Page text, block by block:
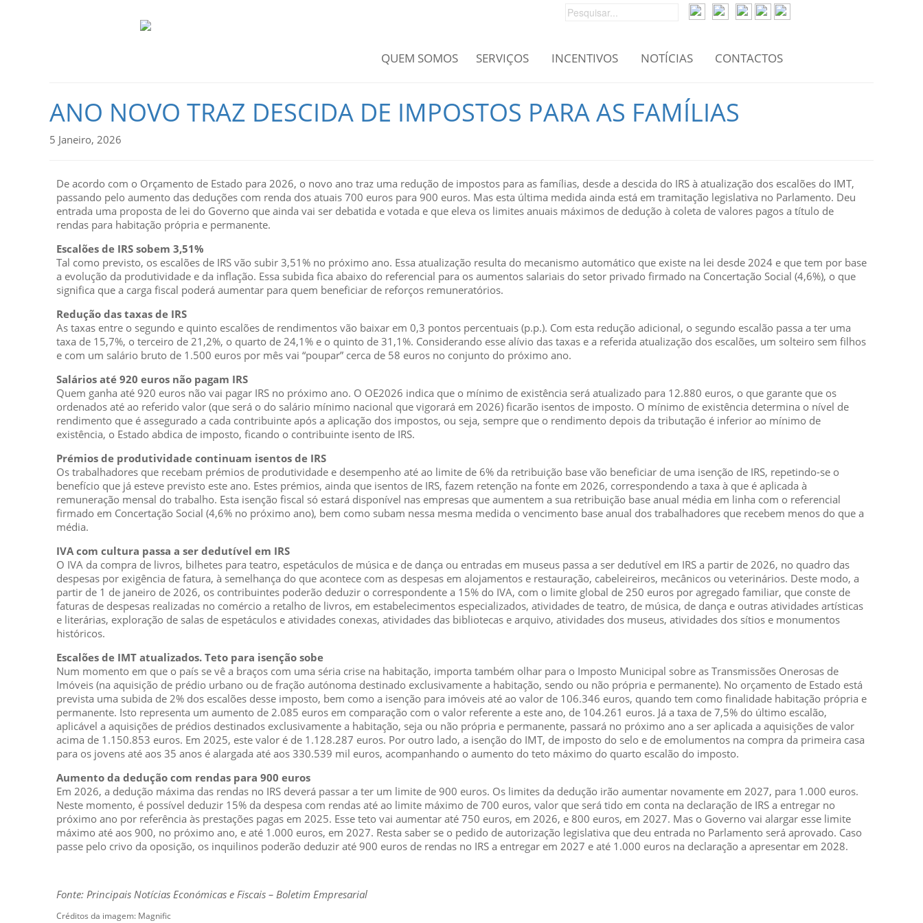
CONTACTOS
NOTÍCIAS
INCENTIVOS
SERVIÇOS
QUEM SOMOS
ANO NOVO TRAZ DESCIDA DE IMPOSTOS PARA AS FAMÍLIAS
5 Janeiro, 2026
De acordo com o Orçamento de Estado para 2026, o novo ano traz uma redução de impostos para as famílias, desde a descida do IRS à atualização dos escalões do IMT,
passando pelo aumento das deduções com renda dos atuais 700 euros para 900 euros. Mas esta última medida ainda está em tramitação legislativa no Parlamento. Deu
entrada uma proposta de lei do Governo que ainda vai ser debatida e votada e que eleva os limites anuais máximos de dedução à coleta de valores pagos a título de
rendas para habitação própria e permanente.
Escalões de IRS sobem 3,51%
Tal como previsto, os escalões de IRS vão subir 3,51% no próximo ano. Essa atualização resulta do mecanismo automático que existe na lei desde 2024 e que tem por base
a evolução da produtividade e da inflação. Essa subida fica abaixo do referencial para os aumentos salariais do setor privado firmado na Concertação Social (4,6%), o que
significa que a carga fiscal poderá aumentar para quem beneficiar de reforços remuneratórios.
Redução das taxas de IRS
As taxas entre o segundo e quinto escalões de rendimentos vão baixar em 0,3 pontos percentuais (p.p.). Com esta redução adicional, o segundo escalão passa a ter uma
taxa de 15,7%, o terceiro de 21,2%, o quarto de 24,1% e o quinto de 31,1%. Considerando esse alívio das taxas e a referida atualização dos escalões, um solteiro sem filhos
e com um salário bruto de 1.500 euros por mês vai “poupar” cerca de 58 euros no conjunto do próximo ano.
Salários até 920 euros não pagam IRS
Quem ganha até 920 euros não vai pagar IRS no próximo ano. O OE2026 indica que o mínimo de existência será atualizado para 12.880 euros, o que garante que os
ordenados até ao referido valor (que será o do salário mínimo nacional que vigorará em 2026) ficarão isentos de imposto. O mínimo de existência determina o nível de
rendimento que é assegurado a cada contribuinte após a aplicação dos impostos, ou seja, sempre que o rendimento depois da tributação é inferior ao mínimo de
existência, o Estado abdica de imposto, ficando o contribuinte isento de IRS.
Prémios de produtividade continuam isentos de IRS
Os trabalhadores que recebam prémios de produtividade e desempenho até ao limite de 6% da retribuição base vão beneficiar de uma isenção de IRS, repetindo-se o
benefício que já esteve previsto este ano. Estes prémios, ainda que isentos de IRS, fazem retenção na fonte em 2026, correspondendo a taxa à que é aplicada à
remuneração mensal do trabalho. Esta isenção fiscal só estará disponível nas empresas que aumentem a sua retribuição base anual média em linha com o referencial
firmado em Concertação Social (4,6% no próximo ano), bem como subam nessa mesma medida o vencimento base anual dos trabalhadores que recebem menos do que a
média.
IVA com cultura passa a ser dedutível em IRS
O IVA da compra de livros, bilhetes para teatro, espetáculos de música e de dança ou entradas em museus passa a ser dedutível em IRS a partir de 2026, no quadro das
despesas por exigência de fatura, à semelhança do que acontece com as despesas em alojamentos e restauração, cabeleireiros, mecânicos ou veterinários. Deste modo, a
partir de 1 de janeiro de 2026, os contribuintes poderão deduzir o correspondente a 15% do IVA, com o limite global de 250 euros por agregado familiar, que conste de
faturas de despesas realizadas no comércio a retalho de livros, em estabelecimentos especializados, atividades de teatro, de música, de dança e outras atividades artísticas
e literárias, exploração de salas de espetáculos e atividades conexas, atividades das bibliotecas e arquivo, atividades dos museus, atividades dos sítios e monumentos
históricos.
Escalões de IMT atualizados. Teto para isenção sobe
Num momento em que o país se vê a braços com uma séria crise na habitação, importa também olhar para o Imposto Municipal sobre as Transmissões Onerosas de
Imóveis (na aquisição de prédio urbano ou de fração autónoma destinado exclusivamente a habitação, sendo ou não própria e permanente). No orçamento de Estado está
prevista uma subida de 2% dos escalões desse imposto, bem como a isenção para imóveis até ao valor de 106.346 euros, quando tem como finalidade habitação própria e
permanente. Isto representa um aumento de 2.085 euros em comparação com o valor referente a este ano, de 104.261 euros. Já a taxa de 7,5% do último escalão,
aplicável a aquisições de prédios destinados exclusivamente a habitação, seja ou não própria e permanente, passará no próximo ano a ser aplicada a aquisições de valor
acima de 1.150.853 euros. Em 2025, este valor é de 1.128.287 euros. Por outro lado, a isenção do IMT, de imposto do selo e de emolumentos na compra da primeira casa
para os jovens até aos 35 anos é alargada até aos 330.539 mil euros, acompanhando o aumento do teto máximo do quarto escalão do imposto.
Aumento da dedução com rendas para 900 euros
Em 2026, a dedução máxima das rendas no IRS deverá passar a ter um limite de 900 euros. Os limites da dedução irão aumentar novamente em 2027, para 1.000 euros.
Neste momento, é possível deduzir 15% da despesa com rendas até ao limite máximo de 700 euros, valor que será tido em conta na declaração de IRS a entregar no
próximo ano por referência às prestações pagas em 2025. Esse teto vai aumentar até 750 euros, em 2026, e 800 euros, em 2027. Mas o Governo vai alargar esse limite
máximo até aos 900, no próximo ano, e até 1.000 euros, em 2027. Resta saber se o pedido de autorização legislativa que deu entrada no Parlamento será aprovado. Caso
passe pelo crivo da oposição, os inquilinos poderão deduzir até 900 euros de rendas no IRS a entregar em 2027 e até 1.000 euros na declaração a apresentar em 2028.
Fonte: Principais Notícias Económicas e Fiscais – Boletim Empresarial
Créditos da imagem: Magnific